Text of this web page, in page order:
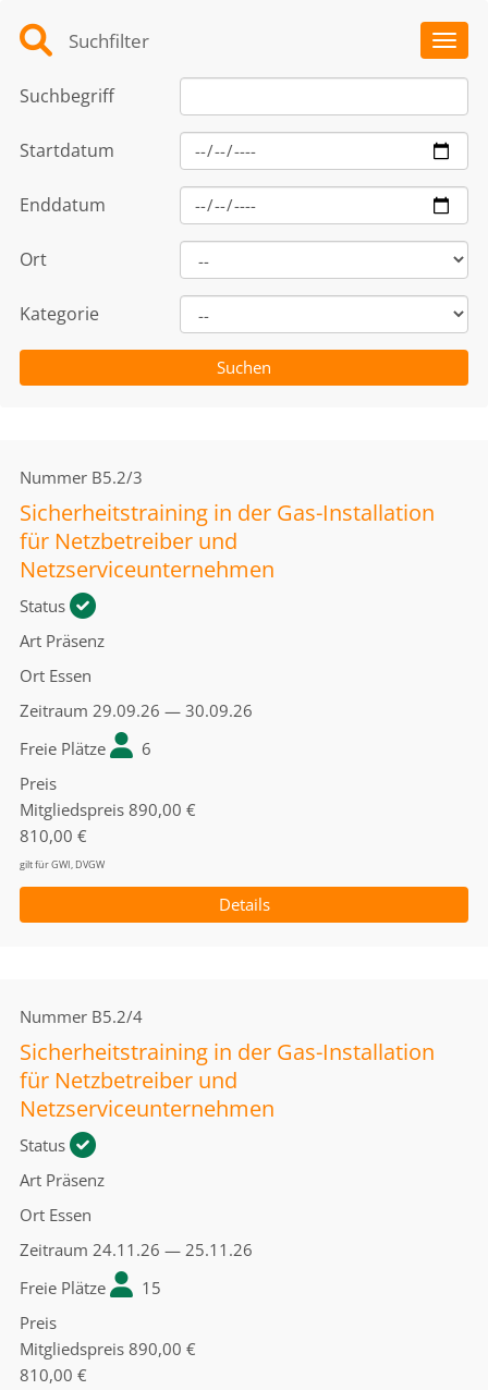
Suchfilter
Suchbegriff
Startdatum
Enddatum
Ort
Kategorie
Nummer B5.2/3
Sicherheitstraining in der Gas-Installation
für Netzbetreiber und
Netzserviceunternehmen
Status
Art Präsenz
Ort Essen
Zeitraum 29.09.26 — 30.09.26
Freie Plätze
6
Preis
Mitgliedspreis 890,00 €
810,00 €
gilt für GWI, DVGW
Details
Nummer B5.2/4
Sicherheitstraining in der Gas-Installation
für Netzbetreiber und
Netzserviceunternehmen
Status
Art Präsenz
Ort Essen
Zeitraum 24.11.26 — 25.11.26
Freie Plätze
15
Preis
Mitgliedspreis 890,00 €
810,00 €